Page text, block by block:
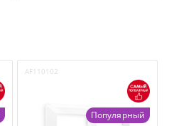
AF110102
Популярный